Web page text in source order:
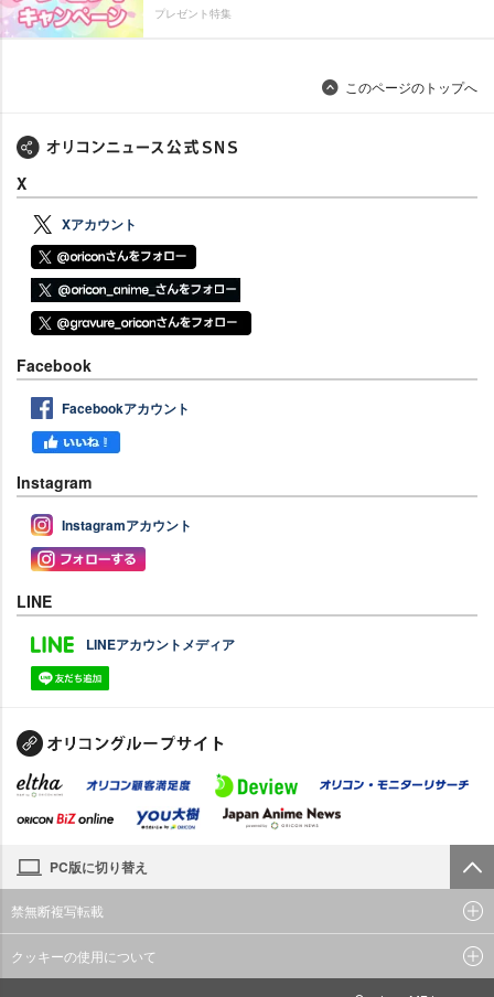
プレゼント特集
このページのトップへ
X
Xアカウント
Facebook
Facebookアカウント
Instagram
Instagramアカウント
LINE
LINEアカウントメディア
PC版に切り替え
禁無断複写転載
クッキーの使用について